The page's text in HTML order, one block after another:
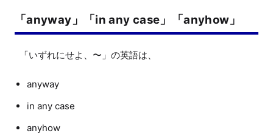
「anyway」「in any case」「anyhow」
anyway
in any case
anyhow